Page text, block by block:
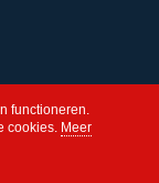
functioneren.
cookies. Meer